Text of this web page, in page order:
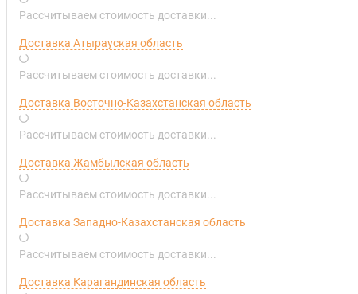
Рассчитываем стоимость доставки...
Доставка Атырауская область
Рассчитываем стоимость доставки...
Доставка Восточно-Казахстанская область
Рассчитываем стоимость доставки...
Доставка Жамбылская область
Рассчитываем стоимость доставки...
Доставка Западно-Казахстанская область
Рассчитываем стоимость доставки...
Доставка Карагандинская область